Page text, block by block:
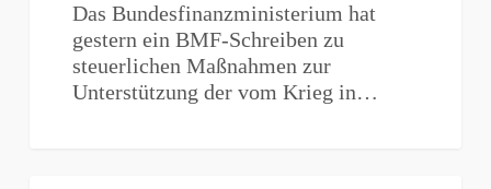
Krieg
Ukraine
Das Bundesfinanzministerium hat
gestern ein BMF-Schreiben zu
steuerlichen Maßnahmen zur
Unterstützung der vom Krieg in…